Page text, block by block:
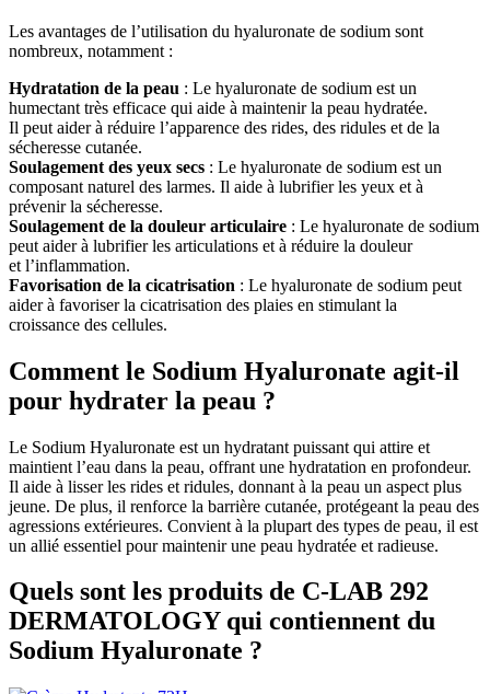
Les avantages de l’utilisation du hyaluronate de sodium sont
nombreux, notamment :
Hydratation de la peau : Le hyaluronate de sodium est un
humectant très efficace qui aide à maintenir la peau hydratée.
Il peut aider à réduire l’apparence des rides, des ridules et de la
sécheresse cutanée.
Soulagement des yeux secs : Le hyaluronate de sodium est un
composant naturel des larmes. Il aide à lubrifier les yeux et à
prévenir la sécheresse.
Soulagement de la douleur articulaire : Le hyaluronate de sodium
peut aider à lubrifier les articulations et à réduire la douleur
et l’inflammation.
Favorisation de la cicatrisation : Le hyaluronate de sodium peut
aider à favoriser la cicatrisation des plaies en stimulant la
croissance des cellules.
Comment le Sodium Hyaluronate agit-il
pour hydrater la peau ?
Le Sodium Hyaluronate est un hydratant puissant qui attire et
maintient l’eau dans la peau, offrant une hydratation en profondeur.
Il aide à lisser les rides et ridules, donnant à la peau un aspect plus
jeune. De plus, il renforce la barrière cutanée, protégeant la peau des
agressions extérieures. Convient à la plupart des types de peau, il est
un allié essentiel pour maintenir une peau hydratée et radieuse.
Quels sont les produits de C-LAB 292
DERMATOLOGY qui contiennent du
Sodium Hyaluronate ?